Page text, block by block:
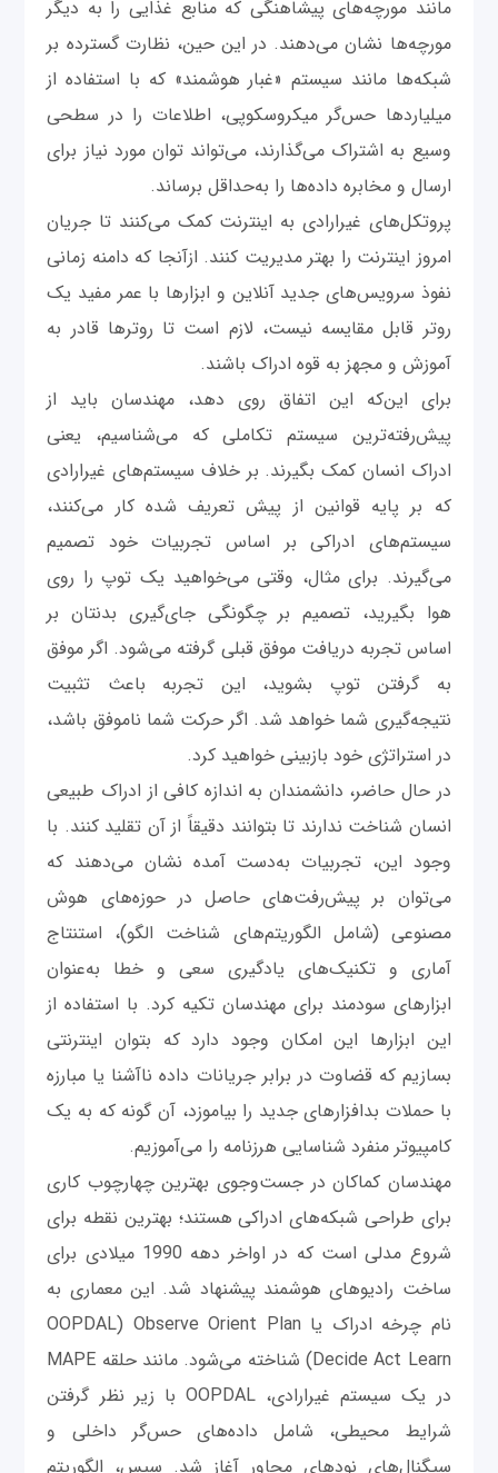
مانند مورچه‌های پیشاهنگی که منابع غذایی را به دیگر
مورچه‌ها نشان می‌دهند. در این حین، نظارت گسترده بر
شبکه‌ها مانند سیستم «غبار هوشمند» که با استفاده از
میلیاردها حس‌گر میکروسکوپی، اطلاعات را در سطحی
وسیع به اشتراک می‌گذارند، می‌تواند توان مورد نیاز برای
ارسال و مخابره داده‌ها را به‌حداقل برساند.
پروتکل‌های غیرارادی به اینترنت کمک می‌کنند تا جریان
امروز اینترنت را بهتر مدیریت کنند. ازآنجا ‌که دامنه زمانی
نفوذ سرویس‌های جدید آنلاین و ابزارها با عمر مفید یک
روتر قابل مقایسه نیست، لازم است تا روترها قادر به
آموزش و مجهز به قوه ادراک باشند.
برای این‌که این اتفاق روی دهد، مهندسان باید از
پیش‌رفته‌ترین سیستم تکاملی که می‌شناسیم، یعنی
ادراک انسان کمک بگیرند. بر خلاف سیستم‌های غیرارادی
که بر پایه قوانین از پیش تعریف شده کار می‌کنند،
سیستم‌های ادراکی بر اساس تجربیات خود تصمیم
می‌گیرند. برای مثال، وقتی می‌خواهید یک توپ را روی
هوا بگیرید، تصمیم بر چگونگی جای‌گیری بدنتان بر
اساس تجربه دریافت موفق قبلی گرفته می‌شود. اگر موفق
به گرفتن توپ بشوید، این تجربه باعث تثبیت
نتیجه‌گیری شما خواهد شد. اگر حرکت شما ناموفق باشد،
در استراتژی خود بازبینی خواهید کرد.
در حال حاضر، دانشمندان به اندازه کافی از ادراک طبیعی
انسان شناخت ندارند تا بتوانند دقیقاً از آن تقلید کنند. با
وجود این، تجربیات به‌دست آمده نشان می‌دهند که
می‌توان بر پیش‌رفت‌های حاصل در حوزه‌های هوش
مصنوعی (شامل الگوریتم‌های شناخت الگو)، استنتاج
آماری و تکنیک‌های یادگیری سعی و خطا به‌عنوان
ابزارهای سودمند برای مهندسان تکیه کرد. با استفاده از
این ابزارها این امکان وجود دارد که بتوان اینترنتی
بسازیم که قضاوت در برابر جریانات داده ناآشنا یا مبارزه
با حملات بدافزارهای جدید را بیاموزد، آن‌ گونه که به یک
کامپیوتر منفرد شناسایی هرزنامه را می‌آموزیم.
مهندسان کماکان در جست‌وجوی بهترین چهارچوب کاری
برای طراحی شبکه‌های ادراکی هستند؛ بهترین نقطه برای
شروع مدلی است که در اواخر دهه 1990 میلادی برای
ساخت رادیوهای هوشمند پیشنهاد شد. این معماری به
نام چرخه ادراک یا OOPDAL) Observe Orient Plan
Decide Act Learn) شناخته می‌شود. مانند حلقه MAPE
در یک سیستم غیرارادی، OOPDAL با زیر نظر گرفتن
شرایط محیطی، شامل داده‌های حس‌گر داخلی و
سیگنال‌های نودهای مجاور آغاز شد. سپس، الگوریتم